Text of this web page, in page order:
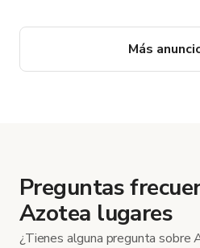
esquina suroeste de la isla,
por la UNESCO para ti. Esta majestuosa finca completamenteMás
Preguntas
Azotea lugares
¿Tienes alguna pregunta sobre